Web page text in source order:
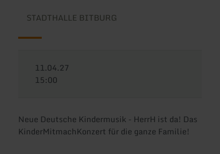
STADTHALLE BITBURG
11.04.27
15:00
Neue Deutsche Kindermusik - HerrH ist da! Das
KinderMitmachKonzert für die ganze Familie!